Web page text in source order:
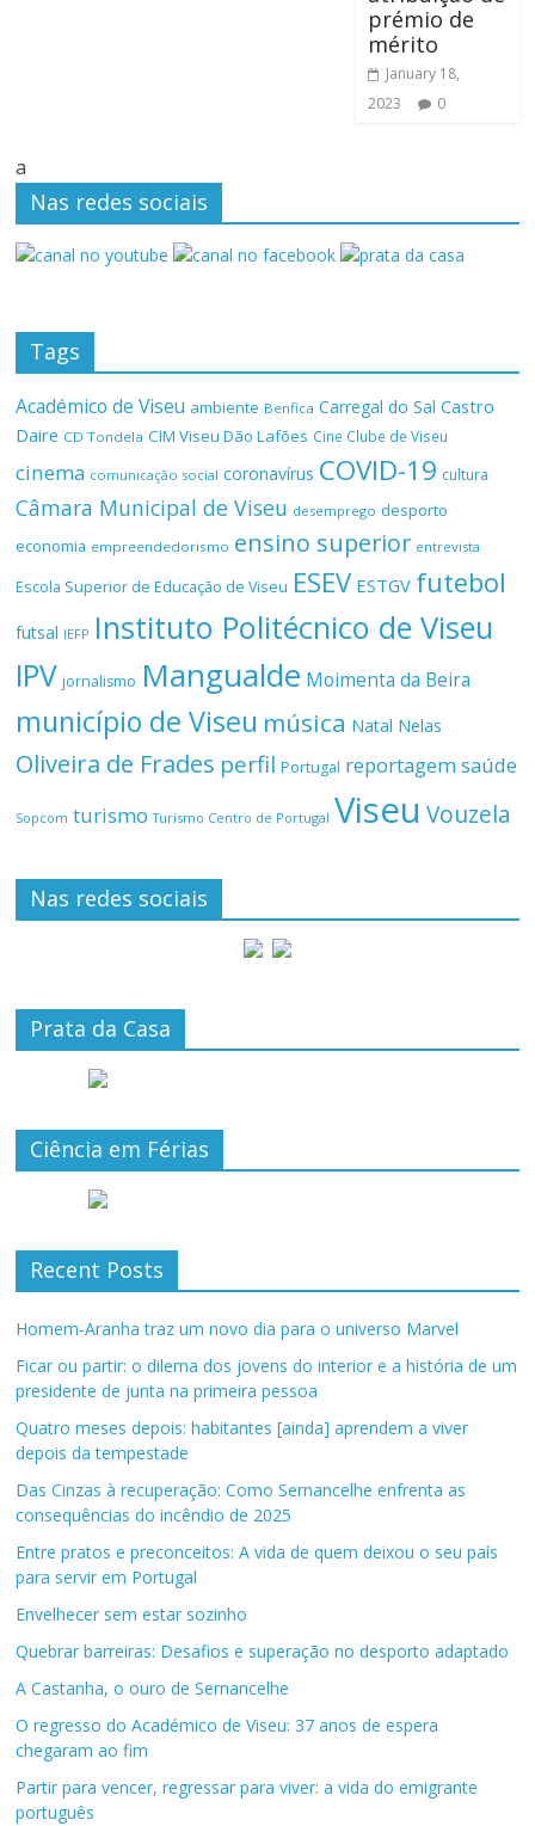
prémio de
mérito
January 18,
2023
0
a
Nas redes sociais
Tags
Académico de Viseu ambiente Benfica Carregal do Sal Castro
Daire CD Tondela CIM Viseu Dão Lafões Cine Clube de Viseu
cinema comunicação social coronavírus COVID-19 cultura
Câmara Municipal de Viseu desemprego desporto
economia empreendedorismo ensino superior entrevista
Escola Superior de Educação de Viseu ESEV ESTGV futebol
futsal IEFP Instituto Politécnico de Viseu
IPV jornalismo Mangualde Moimenta da Beira
município de Viseu música Natal Nelas
Oliveira de Frades perfil Portugal reportagemsaúde
Sopcom turismo Turismo Centro de Portugal Viseu Vouzela
Nas redes sociais
Prata da Casa
Ciência em Férias
Recent Posts
Homem-Aranha traz um novo dia para o universo Marvel
Ficar ou partir: o dilema dos jovens do interior e a história de um
presidente de junta na primeira pessoa
Quatro meses depois: habitantes [ainda] aprendem a viver
depois da tempestade
Das Cinzas à recuperação: Como Sernancelhe enfrenta as
consequências do incêndio de 2025
Entre pratos e preconceitos: A vida de quem deixou o seu país
para servir em Portugal
Envelhecer sem estar sozinho
Quebrar barreiras: Desafios e superação no desporto adaptado
A Castanha, o ouro de Sernancelhe
O regresso do Académico de Viseu: 37 anos de espera
chegaram ao fim
Partir para vencer, regressar para viver: a vida do emigrante
português